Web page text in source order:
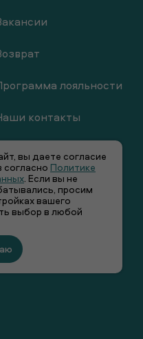
лояльности
контакты
вы даете согласие
Политике
. Если вы не
просим
вашего
выбор в любой